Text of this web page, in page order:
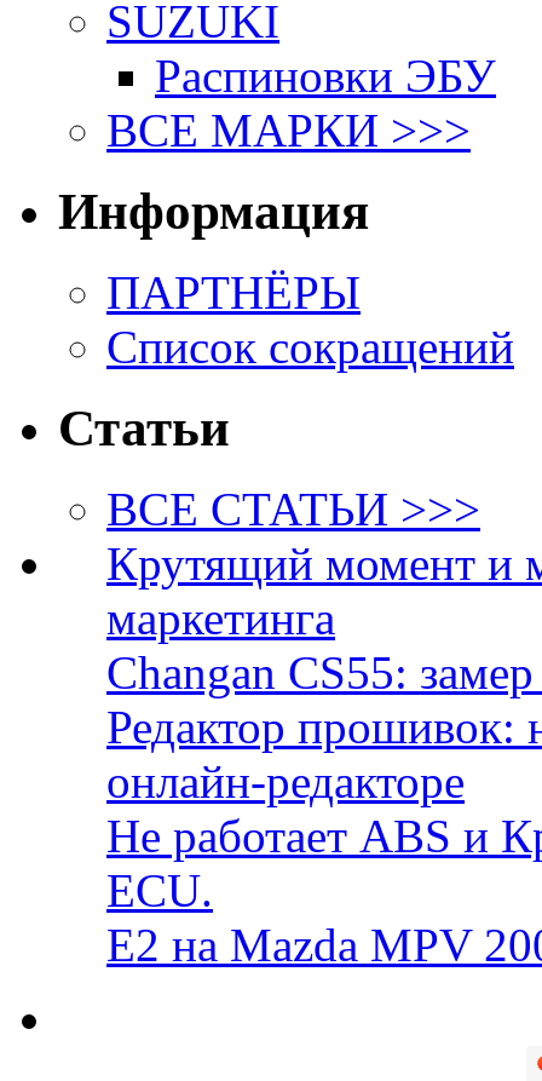
SUZUKI
Распиновки ЭБУ
ВСЕ МАРКИ >>>
Информация
ПАРТНЁРЫ
Список сокращений
Статьи
ВСЕ СТАТЬИ >>>
Крутящий момент и
маркетинга
Changan CS55:
Редактор прошивок:
онлайн-редакторе
Не работает ABS и
ECU.
E2 на Mazda MPV